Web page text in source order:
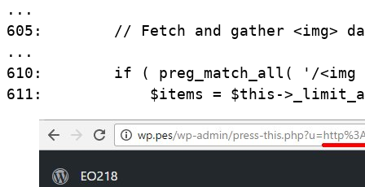
...
605:        // Fetch and gather <img>
...
610:        if ( preg_match_all( '/<img
611:            $items = $this-